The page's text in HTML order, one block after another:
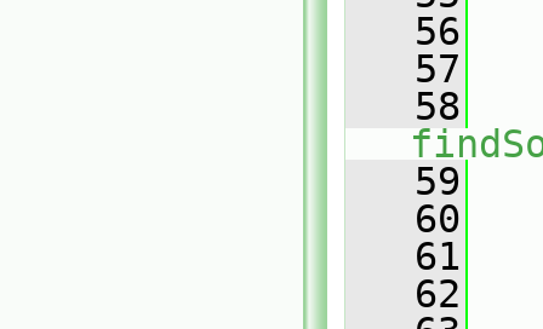
   56
   57
   58
   59
   60
   61
   62